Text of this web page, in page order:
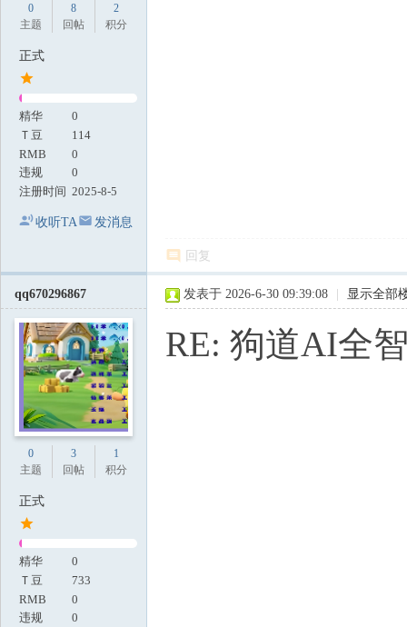
0
主题
8
回帖
2
积分
正式
精华
0
Ｔ豆
114
RMB
0
违规
0
注册时间 2025-8-5
收听TA 发消息
回复
qq670296867
0
主题
3
回帖
1
积分
正式
精华
0
Ｔ豆
733
RMB
0
违规
0
发表于 2026-6-30 09:39:08 显示全部
RE: 狗道AI全